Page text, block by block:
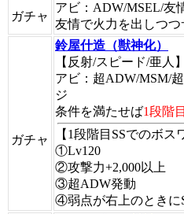
ガチャ
アビ：ADW/MSEL/友
友情で火力を出しつつ
ガチャ
鈴屋什造（獣神化）
【反射/スピード/亜人】
アビ：超ADW/MSM/
ジ
条件を満たせば1段階
【1段階目SSでのボス
①Lv120
②攻撃力+2,000以上
③超ADW発動
④弱点が右上のときに